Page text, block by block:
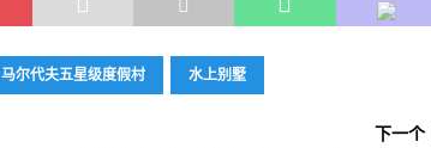
马尔代夫五星级度假村 水上别墅
下一个